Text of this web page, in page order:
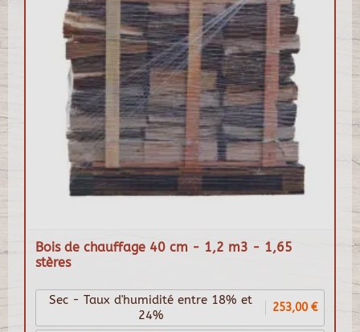
Bois de chauffage 40 cm - 1,2 m3 - 1,65
stères
Sec - Taux d'humidité entre 18% et
24%
253,00 €